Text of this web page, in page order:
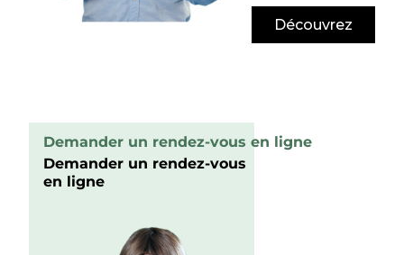
Découvrez
Demander un rendez-vous en ligne
Demander un rendez-vous
en ligne